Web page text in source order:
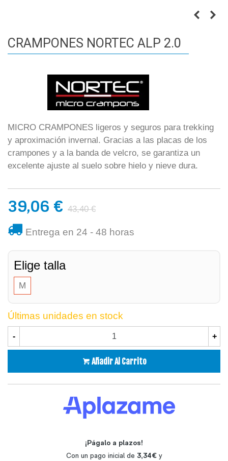
CRAMPONES NORTEC ALP 2.0
MICRO CRAMPONES ligeros y seguros para trekking
y aproximación invernal. Gracias a las placas de los
crampones y a la banda de velcro, se garantiza un
excelente ajuste al suelo sobre hielo y nieve dura.
39,06 € 43,40 €
Entrega en 24 - 48 horas
Elige talla
M
Últimas unidades en stock
- +
Añadir Al Carrito